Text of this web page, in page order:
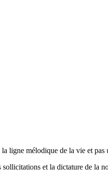
ligne mélodique de la vie et
et la dictature de la